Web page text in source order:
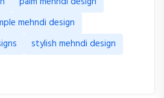
mehndi design
stylish mehndi design